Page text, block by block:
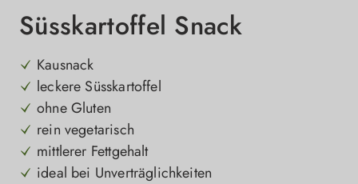
Süsskartoffel Snack
Kausnack
leckere Süsskartoffel
ohne Gluten
rein vegetarisch
mittlerer Fettgehalt
ideal bei Unverträglichkeiten